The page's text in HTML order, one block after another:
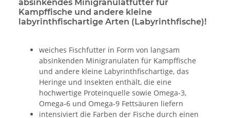
absinkendes Minigranulatfutter für
Kampffische und andere kleine
labyrinthfischartige Arten (Labyrinthfische)!
weiches Fischfutter in Form von langsam
absinkenden Minigranulaten für Kampffische
und andere kleine Labyrinthfischartige, das
Heringe und Insekten enthält, die eine
hochwertige Proteinquelle sowie Omega-3,
Omega-6 und Omega-9 Fettsäuren liefern
intensiviert die Farben der Fische durch einen